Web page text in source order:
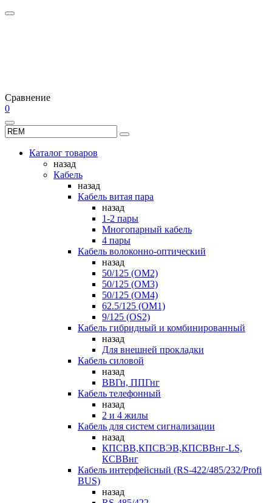
Сравнение
0
Каталог товаров
назад
Кабель
назад
Кабель витая пара
назад
1-2 пары
Многопарный кабель
4 пары
Кабель волоконно-оптический
назад
50/125 (OM2)
50/125 (OM3)
50/125 (OM4)
62.5/125 (OM1)
9/125 (OS2)
Кабель гибридный и комбинированный
назад
Для внешней прокладки
Кабель силовой
назад
ВВГн, ППГнг
Кабель телефонный
назад
2 и 4 жилы
Кабель для систем сигнализации
назад
КПСВВ,КПСВЭВ,КПСВВнг-LS,
КСВВнг
Кабель интерфейсный (RS-422/485/232/Profi
BUS)
назад